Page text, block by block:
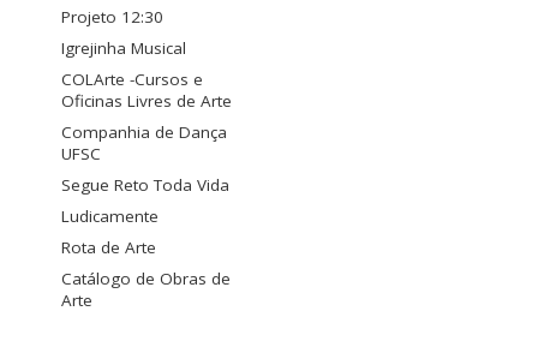
Projeto 12:30
Igrejinha Musical
COLArte -Cursos e
Oficinas Livres de Arte
Companhia de Dança
UFSC
Segue Reto Toda Vida
Ludicamente
Rota de Arte
Catálogo de Obras de
Arte